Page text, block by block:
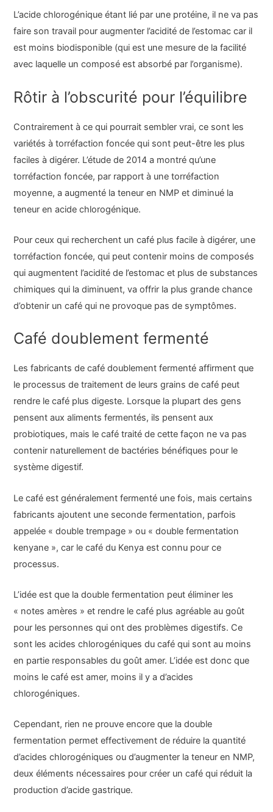
L’acide chlorogénique étant lié par une protéine, il ne va pas
faire son travail pour augmenter l’acidité de l’estomac car il
est moins biodisponible (qui est une mesure de la facilité
avec laquelle un composé est absorbé par l’organisme).
Rôtir à l’obscurité pour l’équilibre
Contrairement à ce qui pourrait sembler vrai, ce sont les
variétés à torréfaction foncée qui sont peut-être les plus
faciles à digérer. L’étude de 2014 a montré qu’une
torréfaction foncée, par rapport à une torréfaction
moyenne, a augmenté la teneur en NMP et diminué la
teneur en acide chlorogénique.
Pour ceux qui recherchent un café plus facile à digérer, une
torréfaction foncée, qui peut contenir moins de composés
qui augmentent l’acidité de l’estomac et plus de substances
chimiques qui la diminuent, va offrir la plus grande chance
d’obtenir un café qui ne provoque pas de symptômes.
Café doublement fermenté
Les fabricants de café doublement fermenté affirment que
le processus de traitement de leurs grains de café peut
rendre le café plus digeste. Lorsque la plupart des gens
pensent aux aliments fermentés, ils pensent aux
probiotiques, mais le café traité de cette façon ne va pas
contenir naturellement de bactéries bénéfiques pour le
système digestif.
Le café est généralement fermenté une fois, mais certains
fabricants ajoutent une seconde fermentation, parfois
appelée « double trempage » ou « double fermentation
kenyane », car le café du Kenya est connu pour ce
processus.
L’idée est que la double fermentation peut éliminer les
« notes amères » et rendre le café plus agréable au goût
pour les personnes qui ont des problèmes digestifs. Ce
sont les acides chlorogéniques du café qui sont au moins
en partie responsables du goût amer. L’idée est donc que
moins le café est amer, moins il y a d’acides
chlorogéniques.
Cependant, rien ne prouve encore que la double
fermentation permet effectivement de réduire la quantité
d’acides chlorogéniques ou d’augmenter la teneur en NMP,
deux éléments nécessaires pour créer un café qui réduit la
production d’acide gastrique.